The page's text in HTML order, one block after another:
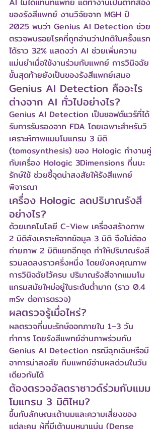
ของรังสีแพทย์ งานวิจัยจาก MGH ปี
2025 พบว่า Genius AI Detection ช่วย
ตรวจพบรอยโรคที่ถูกอ่านว่าปกติในครั้งแรก
ได้ราว 32% แสดงว่า AI ช่วยเพิ่มความ
แม่นยำเมื่อใช้งานร่วมกับแพทย์ การวินิจฉัย
ขั้นสุดท้ายยังเป็นของรังสีแพทย์เสมอ
Genius AI Detection คืออะไร
ต่างจาก AI ทั่วไปอย่างไร?
Genius AI Detection เป็นซอฟต์แวร์ที่ได้
รับการรับรองจาก FDA โดยเฉพาะสำหรับวิ
เคราะห์ภาพแมมโมแกรม 3 มิติ
(tomosynthesis) ของ Hologic ทำงานคู่
กับเครื่อง Hologic 3Dimensions ที่นมะ
รักษ์ใช้ ช่วยชี้จุดน่าสงสัยให้รังสีแพทย์
พิจารณา
เครื่อง Hologic ลดปริมาณรังสี
อย่างไร?
ด้วยเทคโนโลยี C-View เครื่องสร้างภาพ
2 มิติสังเคราะห์จากข้อมูล 3 มิติ จึงไม่ต้อง
ถ่ายภาพ 2 มิติแยกอีกชุด ทำให้ปริมาณรังสี
รวมลดลงราวครึ่งหนึ่ง โดยยังคงคุณภาพ
การวินิจฉัยไว้ครบ ปริมาณรังสีจากแมมโม
แกรมสมัยใหม่อยู่ในระดับต่ำมาก (ราว 0.4
mSv ต่อการตรวจ)
ผลตรวจรู้เมื่อไหร่?
ผลตรวจที่นมะรักษ์ออกภายใน 1–3 วัน
ทำการ โดยรังสีแพทย์อ่านภาพร่วมกับ
Genius AI Detection กรณีฉุกเฉินหรือมี
อาการน่าสงสัย ทีมแพทย์อ่านผลด่วนในวัน
เดียวกันได้
ต้องตรวจอัลตราซาวด์ร่วมกับแมม
โมแกรม 3 มิติไหม?
ขึ้นกับลักษณะเต้านมและความเสี่ยงของ
แต่ละคน ผู้ที่มีเต้านมหนาแน่น (Dense